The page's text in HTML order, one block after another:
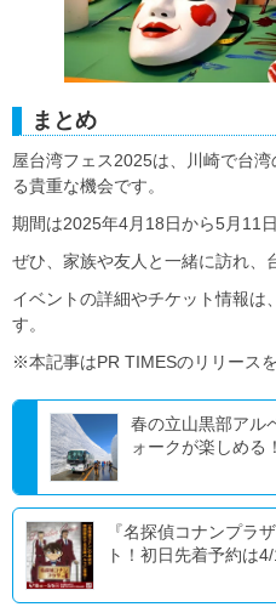
まとめ
屋台湾フェス2025は、川崎で台
る貴重な機会です。
期間は2025年4月18日から5月11
ぜひ、家族や友人と一緒に訪れ、
イベントの詳細やチケット情報は、
す。
※本記事はPR TIMESのリリース
春の立山黒部アル
ォークが楽しめる！
『名探偵コナンプラ
ト！初日先着予約は4/